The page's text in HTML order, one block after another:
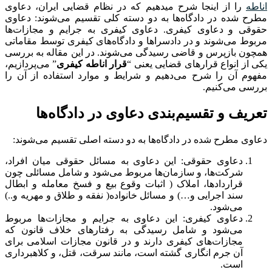
اناطه را از اینجا شرح میدهیم که در نظام قضایی ایران، دعاوی
مطرح شده در دادگاه‌ها به دو دسته کلی تقسیم می‌شوند: دعاوی
حقوقی و دعاوی کیفری. دعاوی کیفری به جرایم و مجازات‌ها
مربوط می‌شوند و در دادسراها و دادگاه‌های کیفری توسط مقاماتی
همچون بازپرس و قاضی رسیدگی می‌شوند. در این مقاله به بررسی
یکی از انواع قرارهای قضایی یعنی “قرار اناطه کیفری” می‌پردازیم،
مفهوم آن را شرح می‌دهیم و شرایط و موارد استفاده از آن را
بررسی می‌کنیم.
تعریف و تقسیم‌بندی دعاوی در دادگاه‌ها
دعاوی مطرح شده در دادگاه‌ها به دو دسته اصلی تقسیم می‌شوند:
دعاوی حقوقی: این دعاوی به مسائل حقوقی میان افراد،
شرکت‌ها، و سازمان‌ها مربوط می‌شود و شامل مسائلی چون
قراردادها، املاک ( اثبات وقوع بیع و فسخ معامله و ابطال
سند اجرایی و…) و مسائل خانواده( نفقه و طلاق و مهریه و..)
می‌شود.
دعاوی کیفری: این دعاوی به جرایم و مجازات‌ها مربوط
می‌شود و شامل رسیدگی به رفتارهای خلاف قانون که
مجازات‌های کیفری دارند و در قانون مجازات اسلامی برای
آن جرم انگاری گشته است، مانند سرقت، قتل، و کلاهبرداری
است.